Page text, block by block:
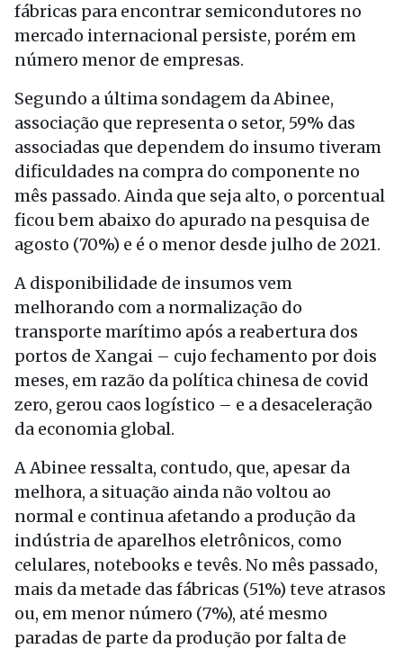
fábricas para encontrar semicondutores no
mercado internacional persiste, porém em
número menor de empresas.
Segundo a última sondagem da Abinee,
associação que representa o setor, 59% das
associadas que dependem do insumo tiveram
dificuldades na compra do componente no
mês passado. Ainda que seja alto, o porcentual
ficou bem abaixo do apurado na pesquisa de
agosto (70%) e é o menor desde julho de 2021.
A disponibilidade de insumos vem
melhorando com a normalização do
transporte marítimo após a reabertura dos
portos de Xangai – cujo fechamento por dois
meses, em razão da política chinesa de covid
zero, gerou caos logístico – e a desaceleração
da economia global.
A Abinee ressalta, contudo, que, apesar da
melhora, a situação ainda não voltou ao
normal e continua afetando a produção da
indústria de aparelhos eletrônicos, como
celulares, notebooks e tevês. No mês passado,
mais da metade das fábricas (51%) teve atrasos
ou, em menor número (7%), até mesmo
paradas de parte da produção por falta de